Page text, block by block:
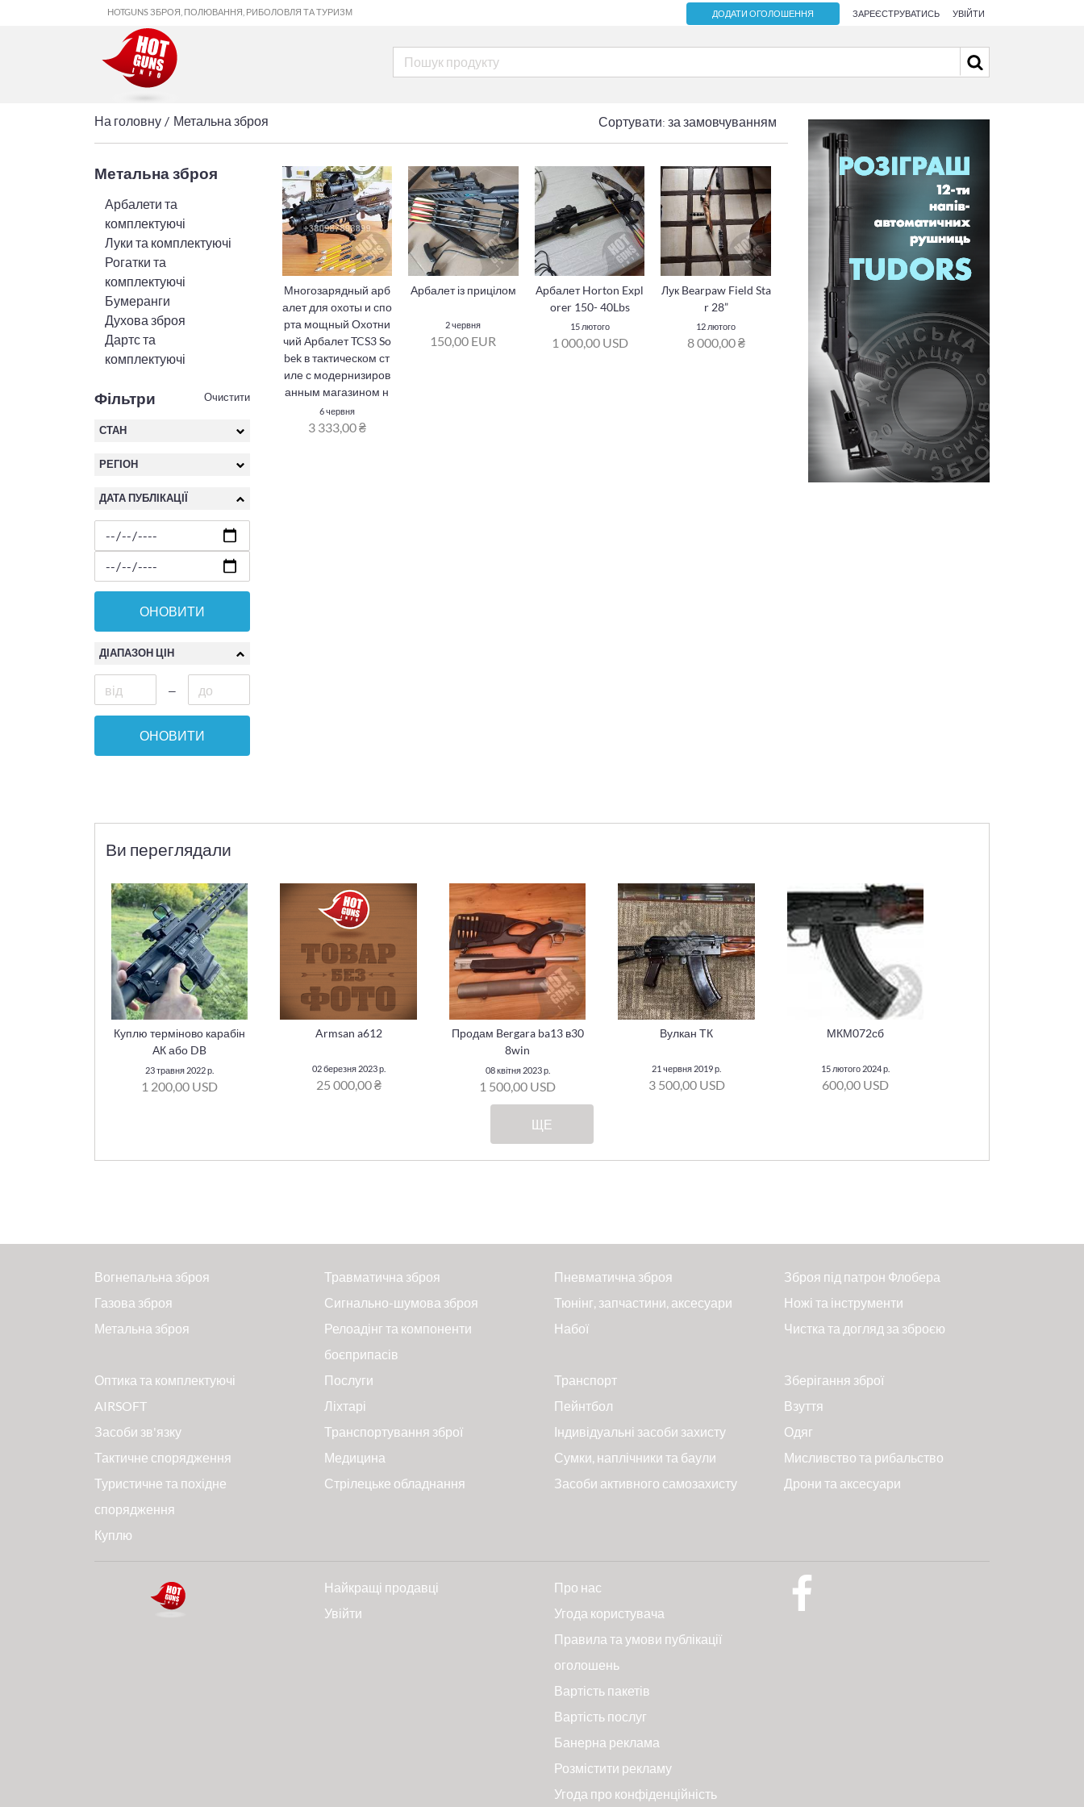
HOTGUNS ЗБРОЯ, ПОЛЮВАННЯ, РИБОЛОВЛЯ ТА ТУРИЗМ ДОДАТИ ОГОЛОШЕННЯ ЗАРЕЄСТРУВАТИСЬ УВІЙТИ
На головну Метальна зброя Сортувати: за замовчуванням
Метальна зброя
Арбалети та
комплектуючі
Луки та комплектуючі
Рогатки та
комплектуючі
Бумеранги
Духова зброя
Дартс та
комплектуючі
Фільтри Очистити
СТАН
РЕГІОН
ДАТА ПУБЛІКАЦІЇ
ОНОВИТИ
ДІАПАЗОН ЦІН
—
ОНОВИТИ
Многозарядный арб
алет для охоты и спо
рта мощный Охотни
чий Арбалет TCS3 So
bek в тактическом ст
иле с модернизиров
анным магазином н
6 червня
3 333,00 ₴
Арбалет із прицілом
2 червня
150,00 EUR
Арбалет Horton Expl
orer 150- 40Lbs
15 лютого
1 000,00 USD
Лук Bearpaw Field Sta
r 28”
12 лютого
8 000,00 ₴
Ви переглядали
Куплю терміново карабін
АК або DB
23 травня 2022 р.
1 200,00 USD
Armsan a612
02 березня 2023 р.
25 000,00 ₴
Продам Bergara ba13 в30
8win
08 квітня 2023 р.
1 500,00 USD
Вулкан ТК
21 червня 2019 р.
3 500,00 USD
МКМ072сб
15 лютого 2024 р.
600,00 USD
ЩЕ
Вогнепальна зброя Травматична зброя Пневматична зброя
Зброя під патрон Флобера
Газова зброя
Сигнально-шумова зброя Тюнінг, запчастини, аксесуари
Ножі та інструменти
Метальна зброя
Релоадінг та компоненти
боєприпасів
Набої Чистка та догляд за зброєю
Оптика та комплектуючі Послуги Транспорт
Зберігання зброї
AIRSOFT
Ліхтарі Пейнтбол
Взуття
Засоби зв'язку
Транспортування зброї Індивідуальні засоби захисту
Одяг
Тактичне спорядження
Медицина Сумки, наплічники та баули
Мисливство та рибальство
Туристичне та похідне
спорядження
Стрілецьке обладнання Засоби активного самозахисту Дрони та аксесуари
Куплю
Найкращі продавці
Увійти
Про нас
Угода користувача
Правила та умови публікації
оголошень
Вартість пакетів
Вартість послуг
Банерна реклама
Розмістити рекламу
Угода про конфіденційність